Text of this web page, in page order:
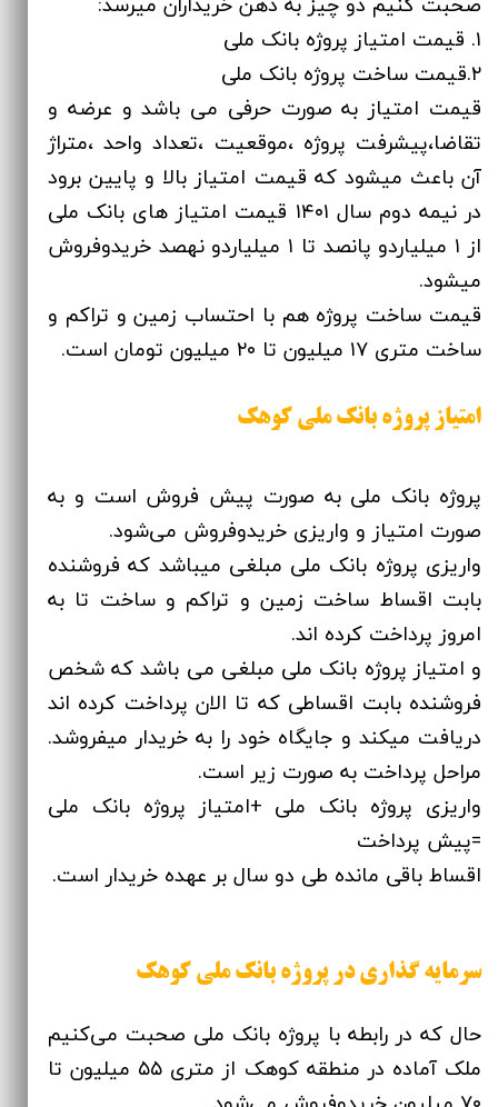
۱. قیمت امتیاز پروژه بانک ملی
۲.قیمت ساخت پروژه بانک ملی
قیمت امتیاز به صورت حرفی می باشد و عرضه و
تقاضا،پیشرفت پروژه ،موقعیت ،تعداد واحد ،متراژ
آن باعث میشود که قیمت امتیاز بالا و پایین برود
در نیمه دوم سال ۱۴۰۱ قیمت امتیاز های بانک ملی
از ۱ میلیاردو پانصد تا ۱ میلیاردو نهصد خریدوفروش
میشود.
قیمت ساخت پروژه هم با احتساب زمین و تراکم و
ساخت متری ۱۷ میلیون تا ۲۰ میلیون تومان است.
امتیاز پروژه بانک ملی کوهک
پروژه بانک ملی به صورت پیش فروش است و به
صورت امتیاز و واریزی خریدوفروش می‌شود.
واریزی پروژه بانک ملی مبلغی میباشد که فروشنده
بابت اقساط ساخت زمین و تراکم و ساخت تا به
امروز پرداخت کرده اند.
و امتیاز پروژه بانک ملی مبلغی می باشد که شخص
فروشنده بابت اقساطی که تا الان پرداخت کرده اند
دریافت میکند و جایگاه خود را به خریدار میفروشد.
مراحل پرداخت به صورت زیر است.
واریزی پروژه بانک ملی +امتیاز پروژه بانک ملی
=پیش پرداخت
اقساط باقی مانده طی دو سال بر عهده خریدار است.
سرمایه گذاری در پروژه بانک ملی کوهک
حال که در رابطه با پروژه بانک ملی صحبت می‌کنیم
ملک آماده در منطقه کوهک از متری ۵۵ میلیون تا